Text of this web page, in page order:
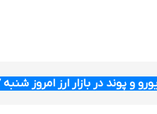
و پوند در بازار ارز امروز شنبه ۱۷ مرداد